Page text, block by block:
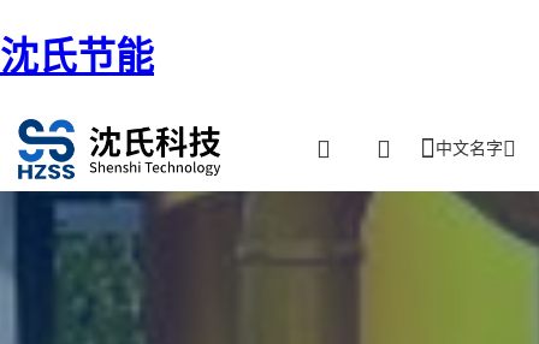
沈氏节能
中文名字